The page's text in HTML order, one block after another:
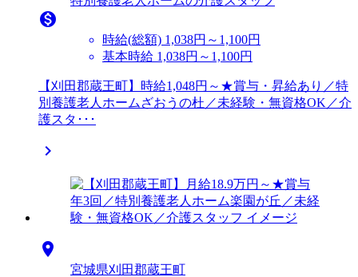

時給(総額) 1,038円～1,100円
基本時給 1,038円～1,100円
【刈田郡蔵王町】時給1,048円～★賞与・昇給あり／特
別養護老人ホームざおうの杜／未経験・無資格OK／介
護スタ･･･


宮城県刈田郡蔵王町